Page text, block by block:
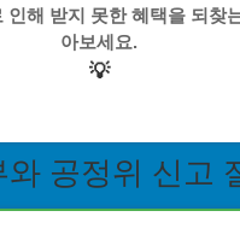
인해 받지 못한 혜택을 되찾
아보세요.
💡
와 공정위 신고